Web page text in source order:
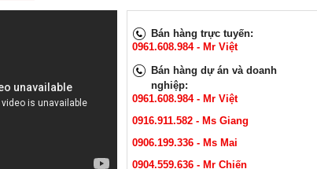
Bán hàng trực tuyến:
0961.608.984 - Mr Việt
Bán hàng dự án và doanh
nghiệp:
0961.608.984 - Mr Việt
0916.911.582 - Ms Giang
0906.199.336 - Ms Mai
0904.559.636 - Mr Chiến